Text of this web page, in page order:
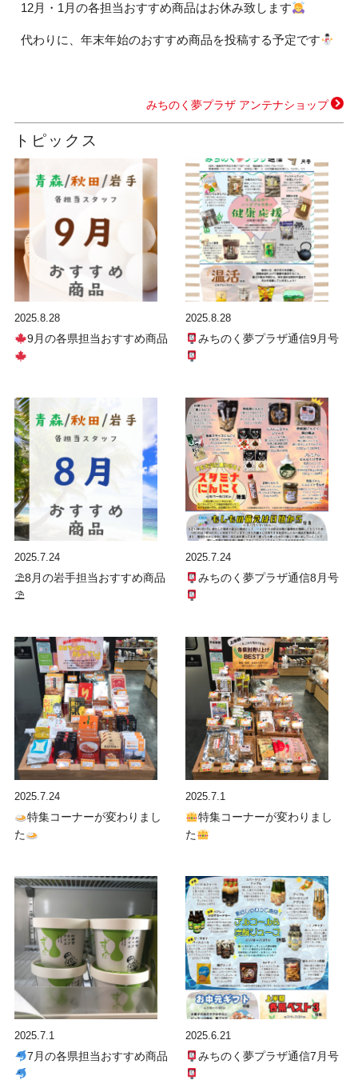
12月・1月の各担当おすすめ商品はお休み致します
代わりに、年末年始のおすすめ商品を投稿する予定です
みちのく夢プラザ アンテナショップ
トピックス
2025.8.28
9月の各県担当おすすめ商品
2025.8.28
みちのく夢プラザ通信9月号
2025.7.24
⛱8月の岩手担当おすすめ商品
⛱
2025.7.24
みちのく夢プラザ通信8月号
2025.7.24
特集コーナーが変わりまし
た
2025.7.1
特集コーナーが変わりまし
た
2025.7.1
7月の各県担当おすすめ商品
2025.6.21
みちのく夢プラザ通信7月号